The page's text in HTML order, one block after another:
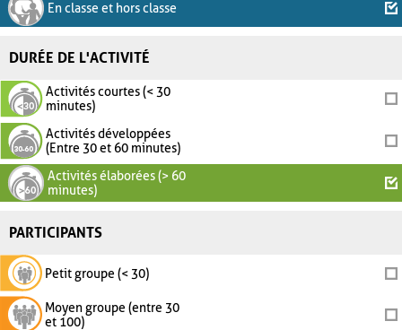
En classe et hors classe
DURÉE DE L'ACTIVITÉ
Activités courtes (< 30
minutes)
Activités développées
(Entre 30 et 60 minutes)
Activités élaborées (> 60
minutes)
PARTICIPANTS
Petit groupe (< 30)
Moyen groupe (entre 30
et 100)